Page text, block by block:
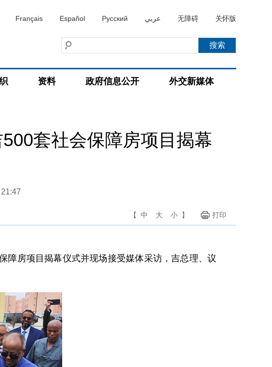
Français Español Русский عربي 无障碍 关怀版
资料 政府信息公开 外交新媒体
套社会保障房项目揭幕
【 中 大 小 】 打印
障房项目揭幕仪式并现场接受媒体采访，吉总理、议